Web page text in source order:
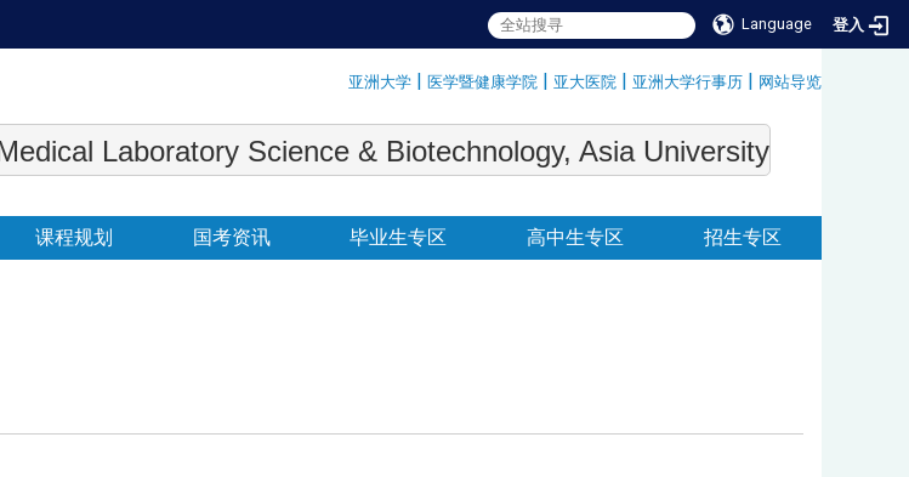
Language 登入
亚洲大学 | 医学暨健康学院 | 亚大医院 | 亚洲大学行事历 | 网站导览
Laboratory Science & Biotechnology, Asia University
:::
课程规划 国考资讯 毕业生专区 高中生专区 招生专区